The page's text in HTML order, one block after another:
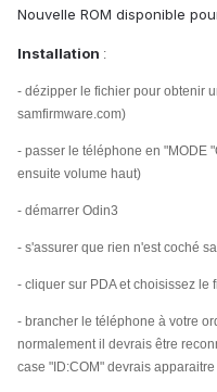
Nouvelle ROM disponible
Installation :
- dézipper le fichier pour obtenir
samfirmware.com)
- passer le téléphone en "MODE
ensuite volume haut)
- démarrer Odin3
- s'assurer que rien n'est coché
- cliquer sur PDA et choisissez le
- brancher le téléphone à votre
normalement il devrais être
case "ID:COM" devrais